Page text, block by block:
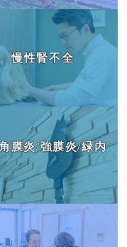
慢性腎不全
膜炎/強膜炎/緑内